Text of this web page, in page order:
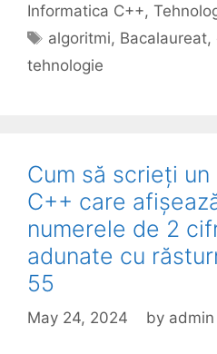
Informatica C++,
Tags
algoritmi, Bacalaureat,
tehnologie
Cum să scrieți
C++ care
numerele de 2
adunate cu
55
May 24, 2024 by admin